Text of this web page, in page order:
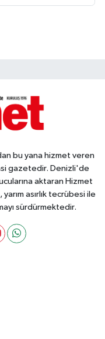
bu yana hizmet veren
gazetedir. Denizli'de
aktaran Hizmet
asırlık tecrübesi ile
sürdürmektedir.